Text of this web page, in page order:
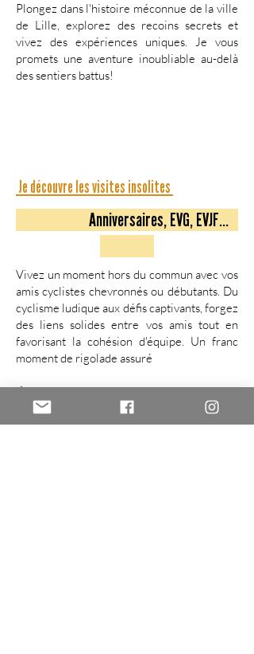
Plongez dans l'histoire méconnue de la ville
de Lille, explorez des recoins secrets et
vivez des expériences uniques. Je vous
promets une aventure inoubliable au-delà
des sentiers battus!
Je découvre les visites insolites
Anniversaires, EVG, EVJF...
Vivez un moment hors du commun avec vos
amis cyclistes chevronnés ou débutants. Du
cyclisme ludique aux défis captivants, forgez
des liens solides entre vos amis tout en
favorisant la cohésion d'équipe. Un franc
moment de rigolade assuré
🔶 Durée : 2h
🔶 Lieu : à votre convenance
🔶 Tarif : 25€ par personne (prêt de vélo